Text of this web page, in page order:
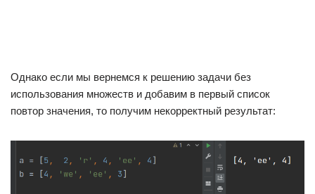
Однако если мы вернемся к решению задачи без
использования множеств и добавим в первый список
повтор значения, то получим некорректный результат: